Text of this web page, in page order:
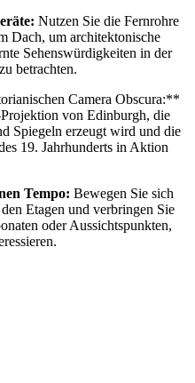
Nutzen Sie die Fernrohre
Dach, um architektonische
Sehenswürdigkeiten in der
betrachten.
Camera Obscura:**
von Edinburgh, die
Spiegeln erzeugt wird und die
19. Jahrhunderts in Aktion
Tempo: Bewegen Sie sich
Etagen und verbringen Sie
oder Aussichtspunkten,